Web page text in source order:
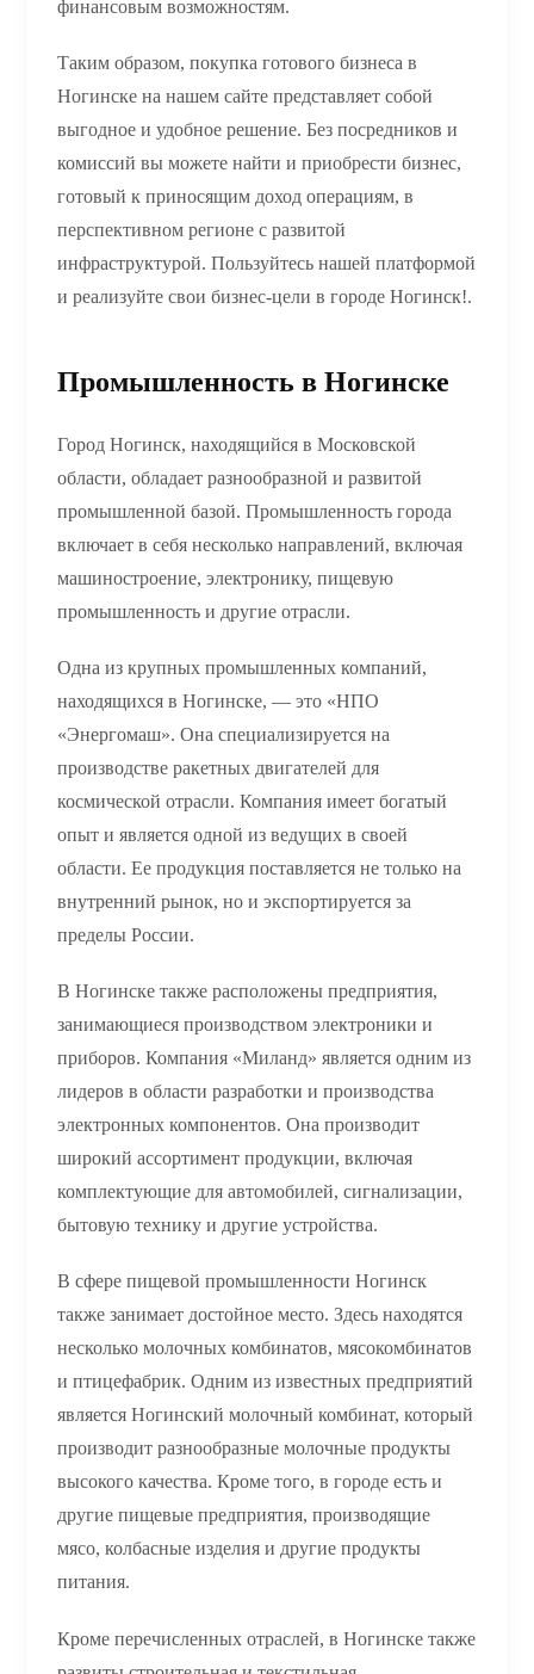
финансовым возможностям.
Таким образом, покупка готового бизнеса в
Ногинске на нашем сайте представляет собой
выгодное и удобное решение. Без посредников и
комиссий вы можете найти и приобрести бизнес,
готовый к приносящим доход операциям, в
перспективном регионе с развитой
инфраструктурой. Пользуйтесь нашей платформой
и реализуйте свои бизнес-цели в городе Ногинск!.
Промышленность в Ногинске
Город Ногинск, находящийся в Московской
области, обладает разнообразной и развитой
промышленной базой. Промышленность города
включает в себя несколько направлений, включая
машиностроение, электронику, пищевую
промышленность и другие отрасли.
Одна из крупных промышленных компаний,
находящихся в Ногинске, — это «НПО
«Энергомаш». Она специализируется на
производстве ракетных двигателей для
космической отрасли. Компания имеет богатый
опыт и является одной из ведущих в своей
области. Ее продукция поставляется не только на
внутренний рынок, но и экспортируется за
пределы России.
В Ногинске также расположены предприятия,
занимающиеся производством электроники и
приборов. Компания «Миланд» является одним из
лидеров в области разработки и производства
электронных компонентов. Она производит
широкий ассортимент продукции, включая
комплектующие для автомобилей, сигнализации,
бытовую технику и другие устройства.
В сфере пищевой промышленности Ногинск
также занимает достойное место. Здесь находятся
несколько молочных комбинатов, мясокомбинатов
и птицефабрик. Одним из известных предприятий
является Ногинский молочный комбинат, который
производит разнообразные молочные продукты
высокого качества. Кроме того, в городе есть и
другие пищевые предприятия, производящие
мясо, колбасные изделия и другие продукты
питания.
Кроме перечисленных отраслей, в Ногинске также